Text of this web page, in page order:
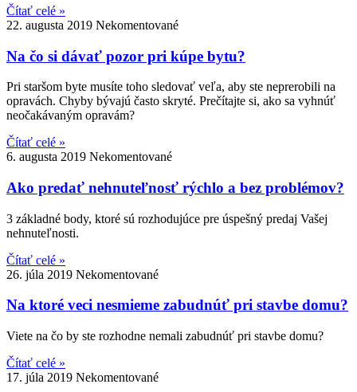
Čítať celé »
22. augusta 2019 Nekomentované
Na čo si dávať pozor pri kúpe bytu?
Pri staršom byte musíte toho sledovať veľa, aby ste neprerobili na
opravách. Chyby bývajú často skryté. Prečítajte si, ako sa vyhnúť
neočakávaným opravám?
Čítať celé »
6. augusta 2019 Nekomentované
Ako predať nehnuteľnosť rýchlo a bez problémov?
3 základné body, ktoré sú rozhodujúce pre úspešný predaj Vašej
nehnuteľnosti.
Čítať celé »
26. júla 2019 Nekomentované
Na ktoré veci nesmieme zabudnúť pri stavbe domu?
Viete na čo by ste rozhodne nemali zabudnúť pri stavbe domu?
Čítať celé »
17. júla 2019 Nekomentované